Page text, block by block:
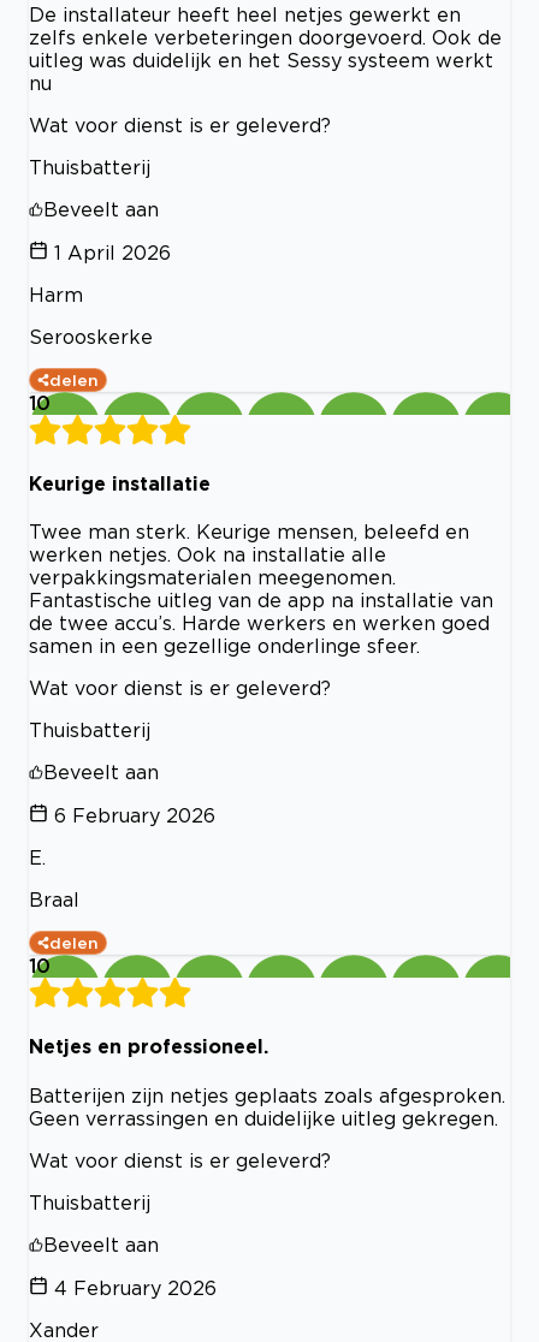
De installateur heeft heel netjes gewerkt en
zelfs enkele verbeteringen doorgevoerd. Ook de
uitleg was duidelijk en het Sessy systeem werkt
nu
Wat voor dienst is er geleverd?
Thuisbatterij
Beveelt aan
1 April 2026
Harm
Serooskerke
delen
10
Keurige installatie
Twee man sterk. Keurige mensen, beleefd en
werken netjes. Ook na installatie alle
verpakkingsmaterialen meegenomen.
Fantastische uitleg van de app na installatie van
de twee accu’s. Harde werkers en werken goed
samen in een gezellige onderlinge sfeer.
Wat voor dienst is er geleverd?
Thuisbatterij
Beveelt aan
6 February 2026
E.
Braal
delen
10
Netjes en professioneel.
Batterijen zijn netjes geplaats zoals afgesproken.
Geen verrassingen en duidelijke uitleg gekregen.
Wat voor dienst is er geleverd?
Thuisbatterij
Beveelt aan
4 February 2026
Xander